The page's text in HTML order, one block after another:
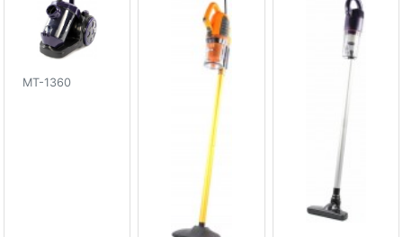
MT-1360